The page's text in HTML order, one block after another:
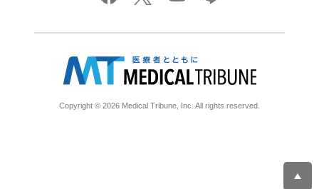
Copyright © 2026 Medical Tribune, Inc. All rights reserved.